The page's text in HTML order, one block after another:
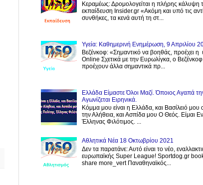
Κεραμέως: Δρομολογείται η πλήρης κάλυψη
εκπαίδευση Insider.gr «Ακόμη και υπό τις
συνθήκες, τα κενά αυτή τη στ...
Υγεία: Καθημερινή Ενημέρωση, 9 Απριλίου
Βεζένκοφ: «Σημαντικό να βοηθάς, προέχει η
Online Σχετικά με την Ευρωλίγκα, ο
προέχουν άλλα σημαντικά πρ...
Ελλάδα Είμαστε Όλοι Μαζί. Όποιος Αγαπά
Αγωνίζεται Ειρηνικά.
Κόμμα μου είναι η Ελλάδα, και Βασίλειό
την Αλήθεια, και Ασπίδα μου Ο Θεός. Είμαι
Έλληνας Φιλότιμος. ...
Αθλητικά Νέα 18 Οκτωβρίου 2021
Δεν τα παρατάνε: Αυτό είναι το νέο,
ευρωπαϊκής Super League! Sportdog.gr
share more_vert Παναθηναϊκός...